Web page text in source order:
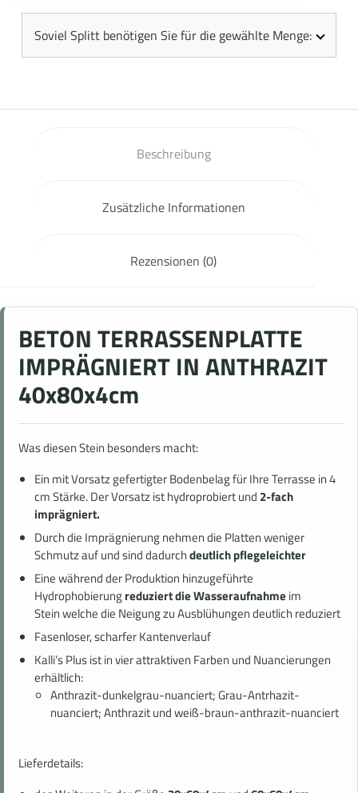
Soviel Splitt benötigen Sie für die gewählte Menge:
Beschreibung
Zusätzliche Informationen
Rezensionen (0)
BETON TERRASSENPLATTE
IMPRÄGNIERT IN ANTHRAZIT
40x80x4cm
Was diesen Stein besonders macht:
Ein mit Vorsatz gefertigter Bodenbelag für Ihre Terrasse in 4
cm Stärke. Der Vorsatz ist hydroprobiert und 2-fach
imprägniert.
Durch die Imprägnierung nehmen die Platten weniger
Schmutz auf und sind dadurchdeutlich pflegeleichter
Eine während der Produktion hinzugeführte
Hydrophobierungreduziert die Wasseraufnahme im
Stein welche die Neigung zu Ausblühungen deutlich reduziert
Fasenloser, scharfer Kantenverlauf
Kalli’s Plus ist in vier attraktiven Farben und Nuancierungen
erhältlich:
Anthrazit-dunkelgrau-nuanciert; Grau-Antrhazit-
nuanciert; Anthrazit und weiß-braun-anthrazit-nuanciert
Lieferdetails: